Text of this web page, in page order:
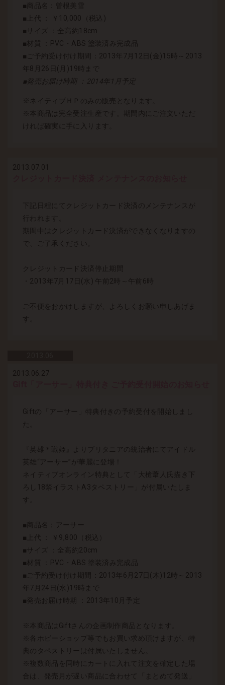
■商品名：曽根美雪
■上代 ： ￥10,000（税込)
■サイズ ：全高約18cm
■材質 ：PVC・ABS 塗装済み完成品
■ご予約受け付け期間：2013年7月12日(金)15時～2013
年8月26日(月)19時まで
■発売お届け時期 ：2014年1月予定
※ネイティブＨＰのみの販売となります。
※本商品は完全受注生産です。期間内にご注文いただ
ければ確実に手に入ります。
2013.07.01
下記日程にてクレジットカード決済のメンテナンスが
行われます。
期間中はクレジットカード決済ができなくなりますの
で、ご了承ください。
クレジットカード決済停止期間
・2013年7月17日(水) 午前2時～午前6時
ご不便をおかけしますが、よろしくお願い申しあげま
す。
2013.06.27
Giftの「アーサー」特典付きの予約受付を開始しまし
た。
『英雄＊戦姫』よりブリタニアの統治者にてアイドル
英雄“アーサー”が華麗に登場！
ネイティブオンライン特典として「大槍葦人氏描き下
ろし18禁イラストA3タペストリー」が付属いたしま
す。
■商品名：アーサー
■上代 ： ￥9,800（税込）
■サイズ ：全高約20cm
■材質 ：PVC・ABS 塗装済み完成品
■ご予約受け付け期間：2013年6月27日(木)12時～2013
年7月24日(水)19時まで
■発売お届け時期 ：2013年10月予定
※本商品はGiftさんの企画制作商品となります。
※各ホビーショップ等でもお買い求め頂けますが、特
典のタペストリーは付属いたしません。
※複数商品を同時にカートに入れて注文を確定した場
合は、発売月が遅い商品に合わせて「まとめて発送」